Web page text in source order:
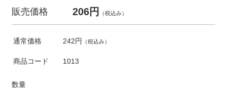
販売価格 206円 （税込み）
通常価格 242円 （税込み）
商品コード 1013
数量